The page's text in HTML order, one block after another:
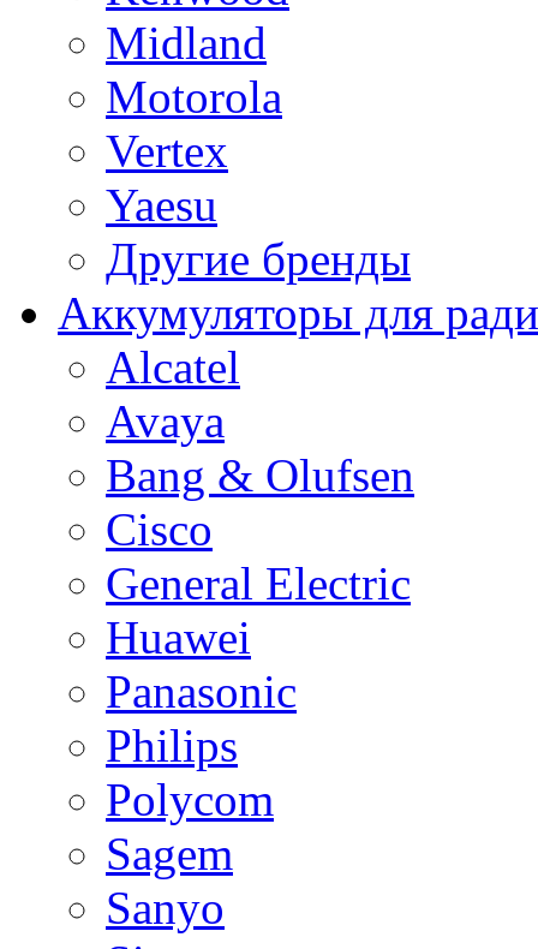
Midland
Motorola
Vertex
Yaesu
Другие бренды
Аккумуляторы для
Alcatel
Avaya
Bang & Olufsen
Cisco
General Electric
Huawei
Panasonic
Philips
Polycom
Sagem
Sanyo